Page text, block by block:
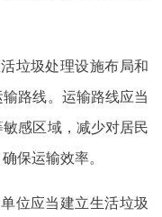
垃圾处理设施布局和
路线。运输路线应当
感区域，减少对居民
保运输效率。
位应当建立生活垃圾